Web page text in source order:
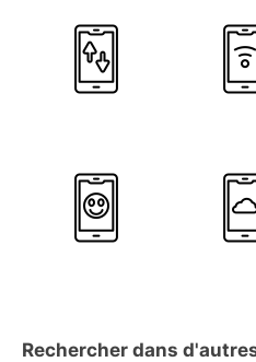
Rechercher dans